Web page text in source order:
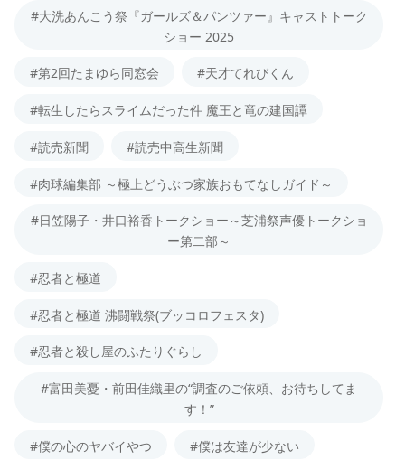
#大洗あんこう祭『ガールズ＆パンツァー』キャストトーク
ショー 2025
#第2回たまゆら同窓会 #天才てれびくん
#転生したらスライムだった件 魔王と竜の建国譚
#読売新聞 #読売中高生新聞
#肉球編集部 ～極上どうぶつ家族おもてなしガイド～
#日笠陽子・井口裕香トークショー～芝浦祭声優トークショ
ー第二部～
#忍者と極道
#忍者と極道 沸闘戦祭(ブッコロフェスタ)
#忍者と殺し屋のふたりぐらし
#富田美憂・前田佳織里の“調査のご依頼、お待ちしてま
す！”
#僕の心のヤバイやつ #僕は友達が少ない